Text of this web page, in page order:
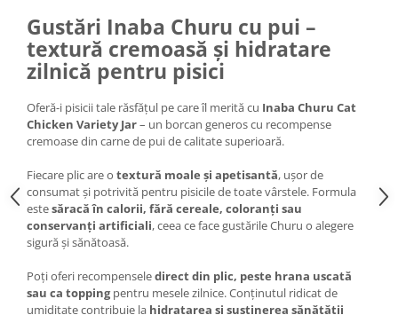
Iazuri
Igiena Iazuri
Conditioner apa iaz
Hrana pesti iazuri
Teste apa iaz
Filtre iaz
Pompe iaz
Incalzitor Iaz
Accesorii iaz
Cai
Casti echitatie
Accesorii cai
Gustări Inaba Churu cu pui –
textură cremoasă și hidratare
zilnică pentru pisici
Oferă-i pisicii tale răsfățul pe care îl merită cu Inaba Churu Cat
Chicken Variety Jar– un borcan generos cu recompense
cremoase din carne de pui de calitate superioară.
Fiecare plic are o textură moale și apetisantă, ușor de
consumat și potrivită pentru pisicile de toate vârstele. Formula
estesăracă în calorii, fără cereale, coloranți sau
conservanți artificiali, ceea ce face gustările Churu o alegere
sigură și sănătoasă.
Poți oferi recompenseledirect din plic, peste hrana uscată
sau ca toppingpentru mesele zilnice. Conținutul ridicat de
umiditate contribuie la hidratarea și susținerea sănătății